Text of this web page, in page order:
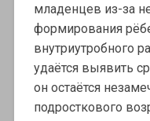
младенцев из-за
формирования
внутриутробного
удаётся выявить
он остаётся
подросткового